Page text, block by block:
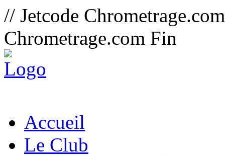
// Jetcode
Chrometrage.com Fin
Accueil
Le Club